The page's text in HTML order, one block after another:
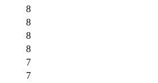
8
8
8
8
7
7